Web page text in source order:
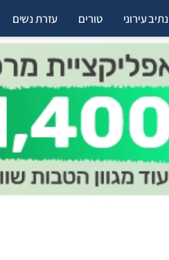
נתיב עירוני טורים עזרת נשים